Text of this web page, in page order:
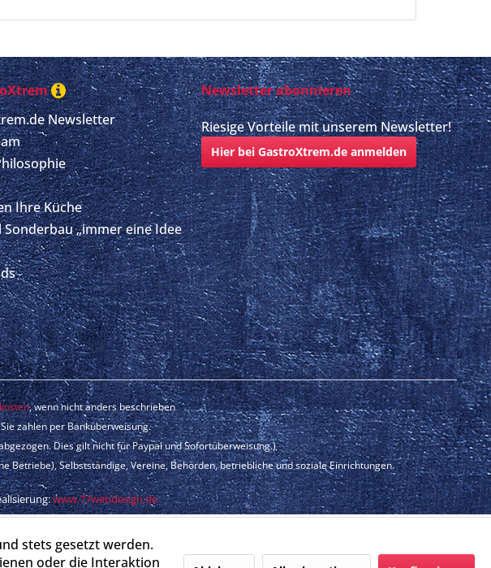
Newsletter
Ihre Küche
Sonderbau „immer eine Idee
Newsletter abonnieren
Riesige Vorteile mit unserem Newsletter!
Hier bei GastroXtrem.de anmelden
, wenn nicht anders beschrieben
zahlen per Banküberweisung.
Dies gilt nicht für Paypal und Sofortüberweisung.)
Betriebe), Selbstständige, Vereine, Behörden, betriebliche und soziale Einrichtungen.
www.77webdesign.de
stets gesetzt werden.
oder die Interaktion